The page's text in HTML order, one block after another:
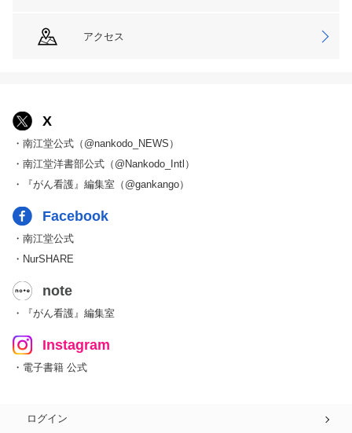
アクセス
X
・南江堂公式（@nankodo_NEWS）
・南江堂洋書部公式（@Nankodo_Intl）
・『がん看護』編集室（@gankango）
Facebook
・南江堂公式
・NurSHARE
note
・『がん看護』編集室
Instagram
・電子書籍 公式
ログイン